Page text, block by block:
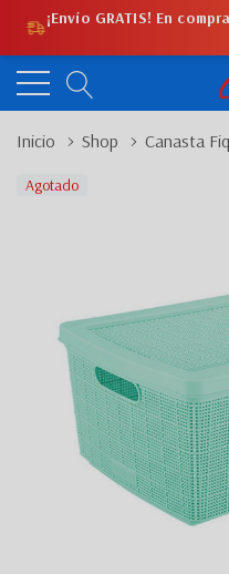
¡Envío GRATIS! En
Inicio Shop Canasta
Agotado